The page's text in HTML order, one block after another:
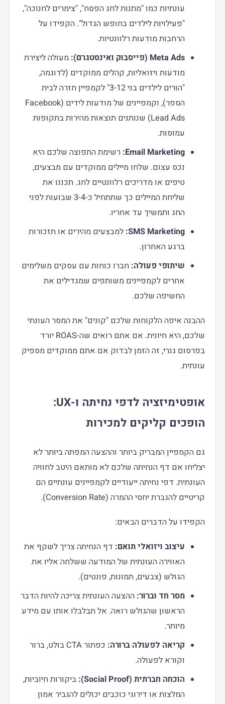
עונתיות כמו "מתנות לחג הפסח", "צימרים לחנוכה",
"פעילויות לילדים בחופש הגדול". הקפידו על
הרחבות מודעות רלוונטיות.
Meta Ads (פייסבוק ואינסטגרם):
מעולה ליצירת
מודעות ויזואליות, קהלים ממוקדים (לדוגמה,
"הורים לילדים בני 3-12" לקמפיין חזרה לבית
הספר), וקמפיינים של מודעות לידים (Facebook
Lead Ads) שנותנים תוצאות מהירות בתקופות
עמוסות.
Email Marketing: רשימת התפוצה שלכם היא
נכס עצום. שלחו מיילים ממוקדים עם מבצעים,
טיפים או מדריכים רלוונטיים לחג. תכננו את
שליחת המיילים כך שתתחיל כ-3-4 שבועות לפני
החג ותמשיך עד אחריו.
SMS Marketing: למבצעים מהירים או תזכורות
ברגע האחרון.
שיתופי פעולה: חברו כוחות עם עסקים משלימים
אחרים לקמפיינים משותפים שמגדילים את
החשיפה שלכם.
ההבנה איפה הלקוחות שלכם "קונים" את המסר העונתי
שלכם, היא חיונית. אם אתם רואים שה-ROAS יורד
בפרסום גנרי, זה הזמן לבדוק אם אתם ממוקדים מספיק
עונתית.
אופטימיזציה לדפי נחיתה ו-UX:
הופכים קליקים למכירות
גם הקמפיין המבריק ביותר וההצעה המפתה ביותר לא
יצליחו אם דף הנחיתה שלכם לא מותאם היטב לחוויה
העונתית. דפי נחיתה ייעודיים לקמפיינים עונתיים הם
קריטיים להגברת יחסי ההמרה (Conversion Rate).
הקפידו על הדברים הבאים:
עיצוב ויזואלי תואם: דף הנחיתה צריך לשקף את
האווירה העונתית של המודעה ששלחה אליו את
הגולש (צבעים, תמונות, פונטים).
מסר חד וברור: ההצעה העונתית צריכה להיות הדבר
הראשון שהגולש רואה. אל תבלבלו אותו עם מידע
מיותר.
קריאה לפעולה ברורה:
כפתור CTA בולט, ברור
וקורא לפעולה.
הוכחה חברתית (Social Proof):
ביקורות חיוביות,
המלצות או דירוגי כוכבים יכולים להגביר אמון